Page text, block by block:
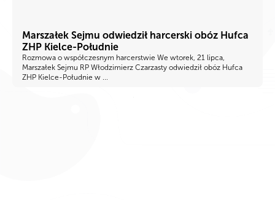
Marszałek Sejmu odwiedził harcerski obóz Hufca
ZHP Kielce-Południe
Rozmowa o współczesnym harcerstwie We wtorek, 21 lipca,
Marszałek Sejmu RP Włodzimierz Czarzasty odwiedził obóz Hufca
ZHP Kielce-Południe w ...